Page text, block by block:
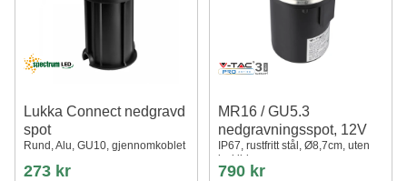
Lukka Connect nedgravd
spot
Rund, Alu, GU10, gjennomkoblet
273 kr
MR16 / GU5.3
nedgravningsspot, 12V
IP67, rustfritt stål, Ø8,7cm, uten
lyskilde
790 kr